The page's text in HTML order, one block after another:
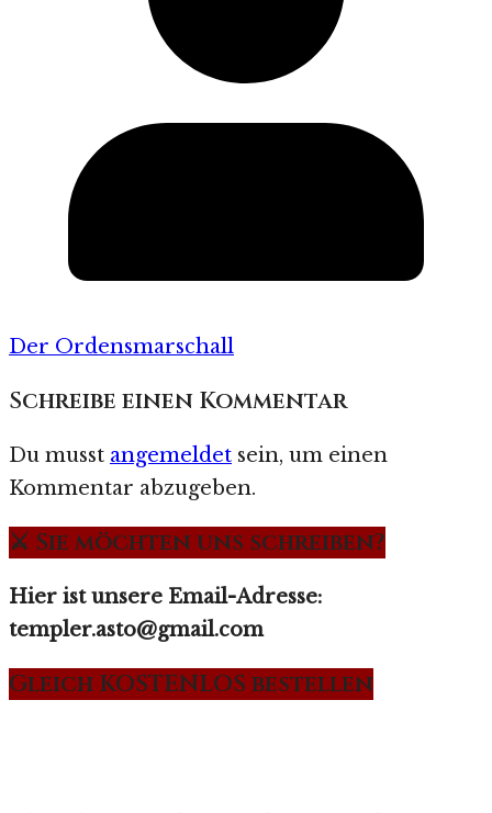
Der Ordensmarschall
Schreibe einen Kommentar
Du musst angemeldet sein, um einen
Kommentar abzugeben.
⚔️ Sie möchten uns schreiben?
Hier ist unsere Email-Adresse:
templer.asto@gmail.com
Gleich KOSTENLOS bestellen